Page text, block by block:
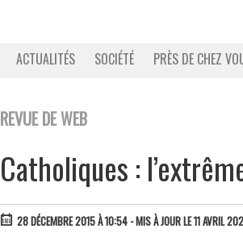
ACTUALITÉS SOCIÉTÉ PRÈS DE CHEZ
REVUE DE WEB
Catholiques :
28 DÉCEMBRE 2015 À 10:54 - MIS À JOUR LE 11 AVRIL